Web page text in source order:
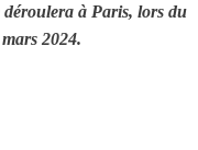
déroulera à Paris, lors du
2024.